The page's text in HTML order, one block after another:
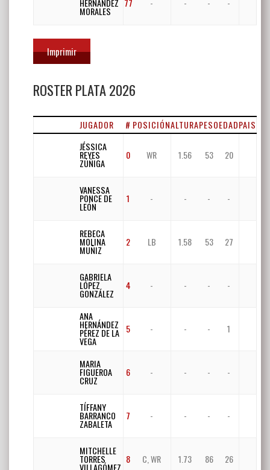
HERNÁNDEZ
MORALES
77 - - - -
Imprimir
ROSTER PLATA 2026
JUGADOR # POSICIÓNALTURAPESOEDADPAIS
JÉSSICA
REYES
ZÚÑIGA
0 WR 1.56 53 20
VANESSA
PONCE DE
LEÓN
1 - - - -
REBECA
MOLINA
MUÑIZ
2 LB 1.58 53 27
GABRIELA
LÓPEZ
GONZÁLEZ
4 - - - -
ANA
HERNÁNDEZ
PÉREZ DE LA
VEGA
5 - - - 1
MARIA
FIGUEROA
CRUZ
6 - - - -
TÍFFANY
BARRANCO
ZABALETA
7 - - - -
MITCHELLE
TORRES
VILLAGÓMEZ
8 C, WR 1.73 86 26